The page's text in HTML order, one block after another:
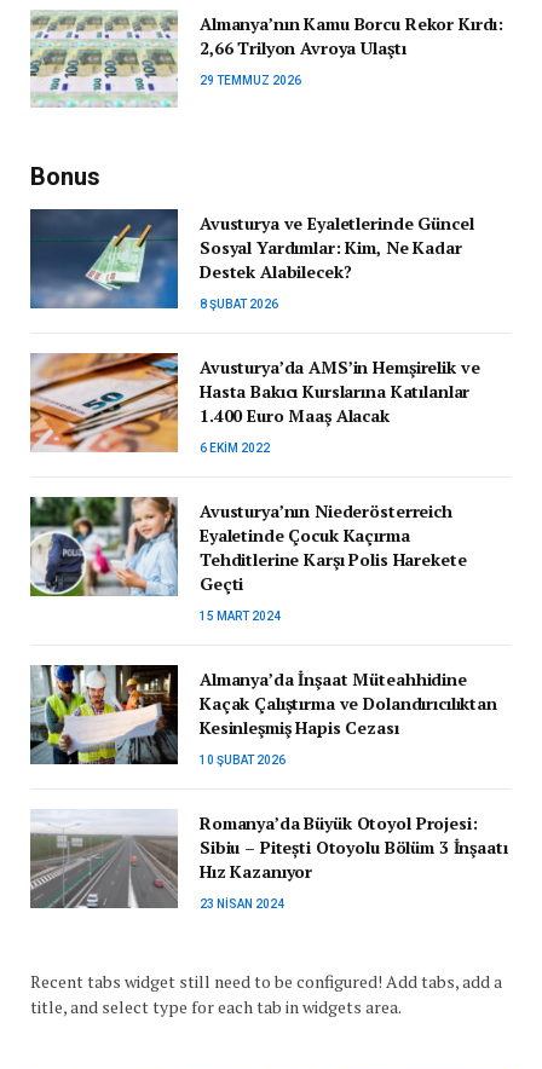
Almanya’nın Kamu Borcu Rekor Kırdı:
2,66 Trilyon Avroya Ulaştı
29 TEMMUZ 2026
Bonus
Avusturya ve Eyaletlerinde Güncel
Sosyal Yardımlar: Kim, Ne Kadar
Destek Alabilecek?
8 ŞUBAT 2026
Avusturya’da AMS’in Hemşirelik ve
Hasta Bakıcı Kurslarına Katılanlar
1.400 Euro Maaş Alacak
6 EKIM 2022
Avusturya’nın Niederösterreich
Eyaletinde Çocuk Kaçırma
Tehditlerine Karşı Polis Harekete
Geçti
15 MART 2024
Almanya’da İnşaat Müteahhidine
Kaçak Çalıştırma ve Dolandırıcılıktan
Kesinleşmiş Hapis Cezası
10 ŞUBAT 2026
Romanya’da Büyük Otoyol Projesi:
Sibiu – Pitești Otoyolu Bölüm 3 İnşaatı
Hız Kazanıyor
23 NISAN 2024
Recent tabs widget still need to be configured! Add tabs, add a
title, and select type for each tab in widgets area.